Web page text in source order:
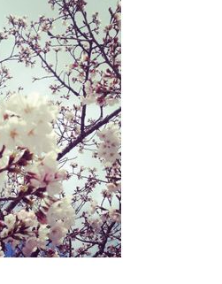
産
賃
貸
業」
の
経
営
セ
ミ
ナ
ー
に